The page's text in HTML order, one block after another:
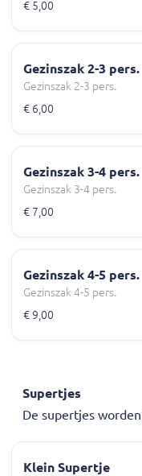
€ 5,00
Gezinszak 2-3 pers.
Gezinszak 2-3 pers.
€ 6,00
Gezinszak 3-4 pers.
Gezinszak 3-4 pers.
€ 7,00
Gezinszak 4-5 pers.
Gezinszak 4-5 pers.
€ 9,00
Supertjes
De supertjes
Klein Supertje